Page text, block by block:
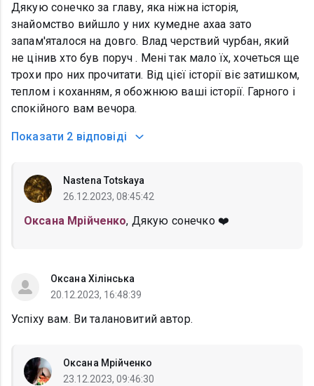
Дякую сонечко за главу, яка ніжна історія,
знайомство вийшло у них кумедне ахаа зато
запам'яталося на довго. Влад черствий чурбан, який
не цінив хто був поруч . Мені так мало їх, хочеться ще
трохи про них прочитати. Від цієї історії віє затишком,
теплом і коханням, я обожнюю ваші історії. Гарного і
спокійного вам вечора.
Показати 2 відповіді
Nastena Totskaya
26.12.2023, 08:45:42
Оксана Мрійченко, Дякую сонечко ❤️
Оксана Хілінська
20.12.2023, 16:48:39
Успіху вам. Ви талановитий автор.
Оксана Мрійченко
23.12.2023, 09:46:30